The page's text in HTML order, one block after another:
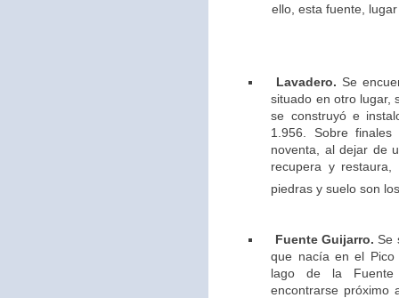
ello, esta fuente,
Lavadero. Se
situado en otro lugar,
se construyó e
1.956. Sobre
noventa, al dejar de
recupera y restaura,
piedras y suelo son
Fuente Guijarro. Se
que nacía en el
lago de la
encontrarse próximo